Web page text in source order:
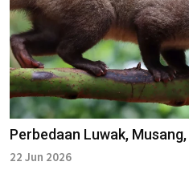
Perbedaan Luwak,
22 Jun 2026